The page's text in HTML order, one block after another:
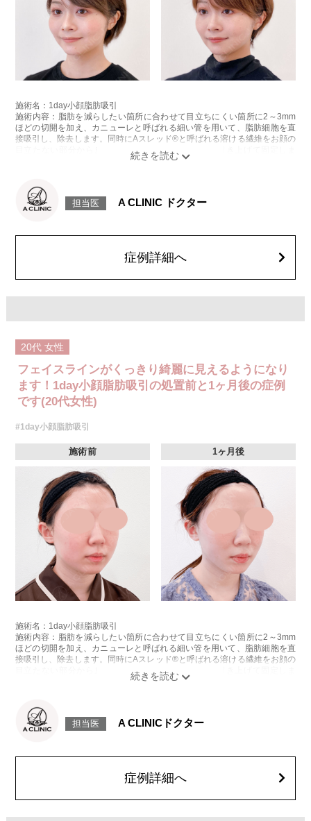
施術名：1day小顔脂肪吸引
施術内容：脂肪を減らしたい箇所に合わせて目立ちにくい箇所に2～3mm
ほどの切開を加え、カニューレと呼ばれる細い管を用いて、脂肪細胞を直
接吸引し、除去します。同時にAスレッド®と呼ばれる溶ける繊維をお顔の
目立たない部分から皮下へ挿入し、皮膚を内側から引き上げて固定しま
感などが術後一時的に生じることがございます。また、稀に貧血、細菌感
染症、左右差、施術箇所の知覚鈍麻、ぼこつき、硬結、瘢痕化、色素沈
顔の脂肪吸引箇所の追加 1ヶ所ごと+162,800円(税込)
オプション：笑気麻酔 3,300円(税込)
担当医 A CLINIC ドクター
症例詳細へ
20代 女性
フェイスラインがくっきり綺麗に見えるようになり
ます！1day小顔脂肪吸引の処置前と1ヶ月後の症例
です(20代女性)
#1day小顔脂肪吸引
施術前 1ヶ月後
施術名：1day小顔脂肪吸引
施術内容：脂肪を減らしたい箇所に合わせて目立ちにくい箇所に2～3mm
ほどの切開を加え、カニューレと呼ばれる細い管を用いて、脂肪細胞を直
接吸引し、除去します。同時にAスレッド®と呼ばれる溶ける繊維をお顔の
目立たない部分から皮下へ挿入し、皮膚を内側から引き上げて固定しま
感などが術後一時的に生じることがございます。また、稀に貧血、細菌感
染症、左右差、施術箇所の知覚鈍麻、ぼこつき、硬結、瘢痕化、色素沈
顔の脂肪吸引箇所の追加 1ヶ所ごと+162,800円(税込)
オプション：笑気麻酔 3,300円(税込)
担当医 A CLINICドクター
症例詳細へ